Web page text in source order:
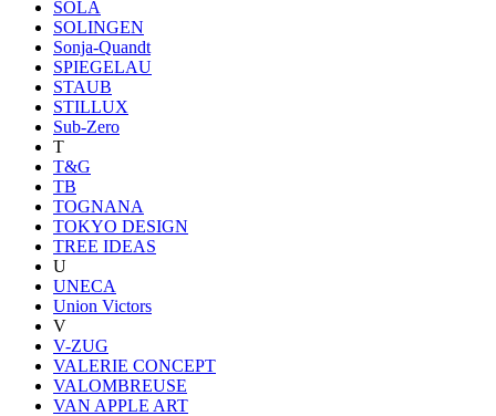
SOLA
SOLINGEN
Sonja-Quandt
SPIEGELAU
STAUB
STILLUX
Sub-Zero
T
T&G
TB
TOGNANA
TOKYO DESIGN
TREE IDEAS
U
UNECA
Union Victors
V
V-ZUG
VALERIE CONCEPT
VALOMBREUSE
VAN APPLE ART